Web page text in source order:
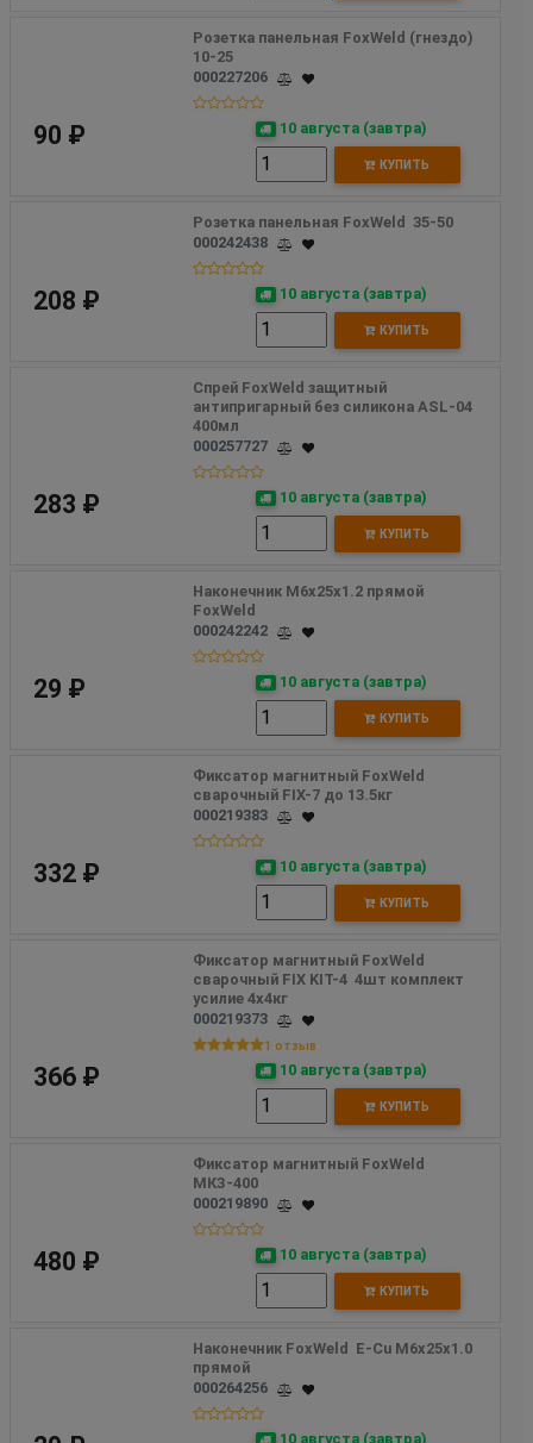
Розетка панельная FoxWeld (гнездо)
10-25
000227206
90 ₽ 10 августа (завтра)
КУПИТЬ
Розетка панельная FoxWeld  35-50
000242438
208 ₽ 10 августа (завтра)
КУПИТЬ
Спрей FoxWeld защитный
антипригарный без силикона ASL-04
400мл
000257727
283 ₽ 10 августа (завтра)
КУПИТЬ
Наконечник М6х25х1.2 прямой
FoxWeld
000242242
29 ₽ 10 августа (завтра)
КУПИТЬ
Фиксатор магнитный FoxWeld
сварочный FIX-7 до 13.5кг
000219383
332 ₽ 10 августа (завтра)
КУПИТЬ
Фиксатор магнитный FoxWeld
сварочный FIX KIT-4  4шт комплект
усилие 4х4кг
000219373
1 отзыв
366 ₽ 10 августа (завтра)
КУПИТЬ
Фиксатор магнитный FoxWeld
МКЗ-400
000219890
480 ₽ 10 августа (завтра)
КУПИТЬ
Наконечник FoxWeld  E-Cu М6х25х1.0
прямой
000264256
10 августа (завтра)